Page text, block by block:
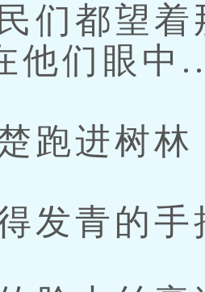
都望着
他们眼中
进树林
青的手